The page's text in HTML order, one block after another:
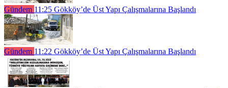
Gündem 11:25 Gökköy’de Üst Yapı Çalışmalarına Başlandı
Gündem 11:22 Gökköy’de Üst Yapı Çalışmalarına Başlandı